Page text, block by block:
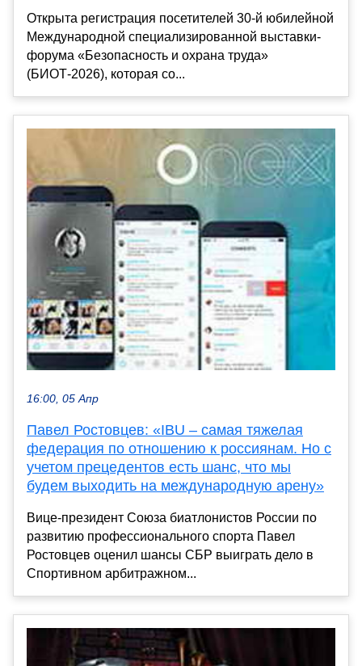
Открыта регистрация посетителей 30-й юбилейной
Международной специализированной выставки-
форума «Безопасность и охрана труда»
(БИОТ-2026), которая со...
16:00, 05 Апр
Павел Ростовцев: «IBU – самая тяжелая
федерация по отношению к россиянам. Но с
учетом прецедентов есть шанс, что мы
будем выходить на международную арену»
Вице-президент Союза биатлонистов России по
развитию профессионального спорта Павел
Ростовцев оценил шансы СБР выиграть дело в
Спортивном арбитражном...